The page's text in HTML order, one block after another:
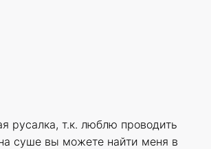
русалка, т.к. люблю проводить
суше вы можете найти меня в